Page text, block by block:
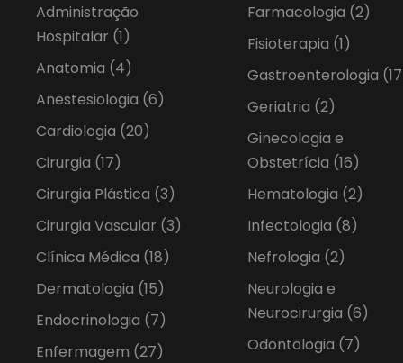
Administração
Hospitalar (1)
Anatomia (4)
Anestesiologia (6)
Cardiologia (20)
Cirurgia (17)
Cirurgia Plástica (3)
Cirurgia Vascular (3)
Clínica Médica (18)
Dermatologia (15)
Endocrinologia (7)
Enfermagem (27)
Farmacologia (2)
Fisioterapia (1)
Gastroenterologia
Geriatria (2)
Ginecologia e
Obstetrícia (16)
Hematologia (2)
Infectologia (8)
Nefrologia (2)
Neurologia e
Neurocirurgia (6)
Odontologia (7)